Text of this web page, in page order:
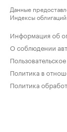
Данные
Индексы
Информация об
О соблюдении
Политика в
Политика